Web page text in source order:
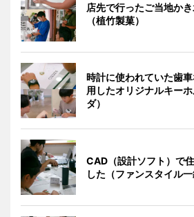
店先で行ったご当地か
（植竹製菓）
時計に使われていた歯
用したオリジナルキー
ダ）
CAD（設計ソフト）で
した（ファンスタイル一